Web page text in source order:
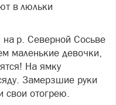
в люльки
на р. Северной Сосьве
маленькие девочки,
На ямку
Замерзшие руки
свои отогрею.